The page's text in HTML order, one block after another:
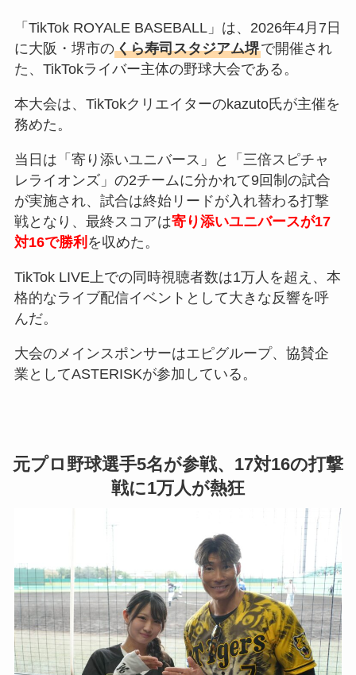
「TikTok ROYALE BASEBALL」は、2026年4月7日
に大阪・堺市のくら寿司スタジアム堺で開催され
た、TikTokライバー主体の野球大会である。
本大会は、TikTokクリエイターのkazuto氏が主催を
務めた。
当日は「寄り添いユニバース」と「三倍スピチャ
レライオンズ」の2チームに分かれて9回制の試合
が実施され、試合は終始リードが入れ替わる打撃
戦となり、最終スコアは寄り添いユニバースが17
対16で勝利 を収めた。
TikTok LIVE上での同時視聴者数は1万人を超え、本
格的なライブ配信イベントとして大きな反響を呼
んだ。
大会のメインスポンサーはエピグループ、協賛企
業としてASTERISKが参加している。
元プロ野球選手5名が参戦、17対16の打撃
戦に1万人が熱狂